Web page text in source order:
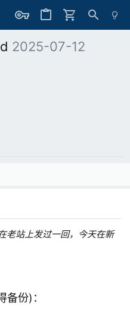
2025-07-12
老站上发过一回，今天在新
份)：